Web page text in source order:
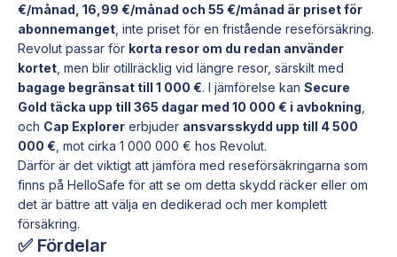
€/månad, 16,99 €/månad och 55 €/månad är priset för
abonnemanget , inte priset för en fristående reseförsäkring.
Revolut passar för korta resor om du redan använder
kortet , men blir otillräcklig vid längre resor, särskilt med
bagage begränsat till 1 000 €. I jämförelse kan Secure
Gold täcka upp till 365 dagar med 10 000 € i avbokning
och Cap Explorer erbjuder ansvarsskydd upp till 4 500
000 € , mot cirka 1 000 000 € hos Revolut.
Därför är det viktigt att jämföra med reseförsäkringarna som
finns på HelloSafe för att se om detta skydd räcker eller om
det är bättre att välja en dedikerad och mer komplett
försäkring.
✅ Fördelar